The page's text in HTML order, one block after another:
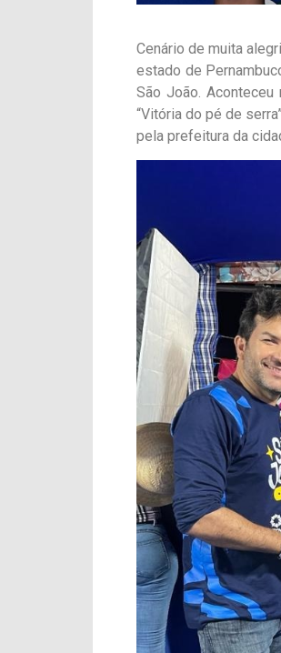
Cenário de muita
estado de
São João.
“Vitória do pé de
pela prefeitura da